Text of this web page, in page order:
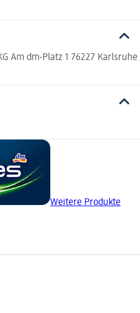
Am dm-Platz 1 76227 Karlsruhe
Weitere Produkte